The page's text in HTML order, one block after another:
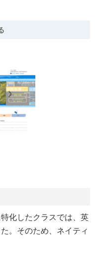
化したクラスでは、英
。そのため、ネイティ